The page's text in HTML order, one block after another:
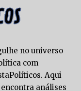
no universo
com
Aqui
análises